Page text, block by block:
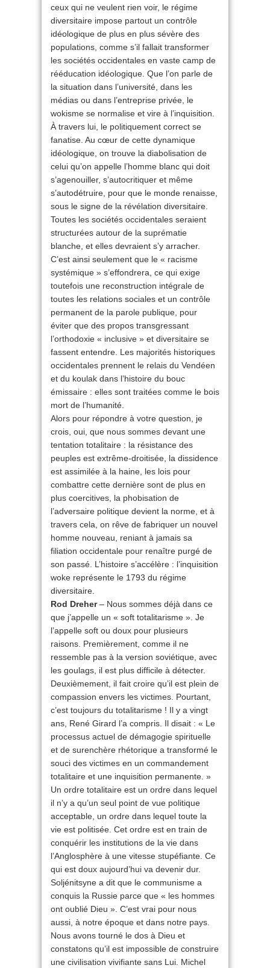
ceux qui ne veulent rien voir, le régime
diversitaire impose partout un contrôle
idéologique de plus en plus sévère des
populations, comme s’il fallait transformer
les sociétés occidentales en vaste camp de
rééducation idéologique. Que l’on parle de
la situation dans l’université, dans les
médias ou dans l’entreprise privée, le
wokisme se normalise et vire à l’inquisition.
À travers lui, le politiquement correct se
fanatise. Au cœur de cette dynamique
idéologique, on trouve la diabolisation de
celui qu’on appelle l’homme blanc qui doit
s’agenouiller, s’autocritiquer et même
s’autodétruire, pour que le monde renaisse,
sous le signe de la révélation diversitaire.
Toutes les sociétés occidentales seraient
structurées autour de la suprématie
blanche, et elles devraient s’y arracher.
C’est ainsi seulement que le « racisme
systémique » s’effondrera, ce qui exige
toutefois une reconstruction intégrale de
toutes les relations sociales et un contrôle
permanent de la parole publique, pour
éviter que des propos transgressant
l’orthodoxie « inclusive » et diversitaire se
fassent entendre. Les majorités historiques
occidentales prennent le relais du Vendéen
et du koulak dans l’histoire du bouc
émissaire : elles sont traitées comme le bois
mort de l’humanité.
Alors pour répondre à votre question, je
crois, oui, que nous sommes devant une
tentation totalitaire : la résistance des
peuples est extrême-droitisée, la dissidence
est assimilée à la haine, les lois pour
combattre cette dernière sont de plus en
plus coercitives, la phobisation de
l’adversaire politique devient la norme, et à
travers cela, on rêve de fabriquer un nouvel
homme nouveau, reniant à jamais sa
filiation occidentale pour renaître purgé de
son passé. L’histoire s’accélère : l’inquisition
woke représente le 1793 du régime
diversitaire.
Rod Dreher– Nous sommes déjà dans ce
que j’appelle un « soft totalitarisme ». Je
l’appelle soft ou doux pour plusieurs
raisons. Premièrement, comme il ne
ressemble pas à la version soviétique, avec
les goulags, il est plus difficile à détecter.
Deuxièmement, il fait croire qu’il est plein de
compassion envers les victimes. Pourtant,
c’est toujours du totalitarisme ! Il y a vingt
ans, René Girard l’a compris. Il disait : « Le
processus actuel de démagogie spirituelle
et de surenchère rhétorique a transformé le
souci des victimes en un commandement
totalitaire et une inquisition permanente. »
Un ordre totalitaire est un ordre dans lequel
il n’y a qu’un seul point de vue politique
acceptable, un ordre dans lequel toute la
vie est politisée. Cet ordre est en train de
conquérir les institutions de la vie dans
l’Anglosphère à une vitesse stupéfiante. Ce
qui est doux aujourd’hui va devenir dur.
Soljénitsyne a dit que le communisme a
conquis la Russie parce que « les hommes
ont oublié Dieu ». C’est vrai pour nous
aussi, à notre époque et dans notre pays.
Nous avons tourné le dos à Dieu et
constatons qu’il est impossible de construire
une civilisation vivifiante sans Lui. Michel